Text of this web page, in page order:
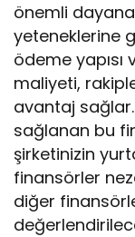
önemli
yeteneklerine
ödeme
maliyeti,
avantaj
sağlanan bu
şirketinizin
finansörler
diğer